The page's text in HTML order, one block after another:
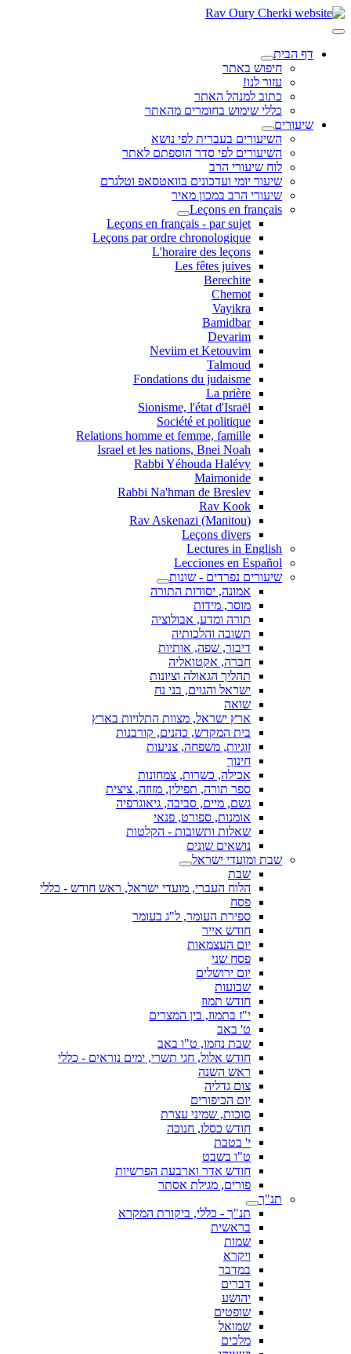
דף הבית
חיפוש באתר
עזור לנו!
כתוב למנהל האתר
כללי שימוש בחומרים מהאתר
שיעורים
השיעורים בעברית לפי נושא
השיעורים לפי סדר הוספתם לאתר
לוח שיעורי הרב
שיעור יומי ועדכונים בוואטסאפ וטלגרם
שיעורי הרב במכון מאיר
Leçons en français
Leçons en français - par sujet
Leçons par ordre chronologique
L'horaire des leçons
Les fêtes juives
Berechite
Chemot
Vayikra
Bamidbar
Devarim
Neviim et Ketouvim
Talmoud
Fondations du judaisme
La prière
Sionisme, l'état d'Israël
Société et politique
Relations homme et femme, famille
Israel et les nations, Bnei Noah
Rabbi Yéhouda Halévy
Maimonide
Rabbi Na'hman de Breslev
Rav Kook
(Rav Askenazi (Manitou
Leçons divers
Lectures in English
Lecciones en Español
שיעורים נפרדים - שונות
אמונה, יסודות התורה
מוסר, מידות
תורה ומדע, אבולוציה
תשובה והלכותיה
דיבור, שפה, אותיות
חברה, אקטואליה
תהליך הגאולה וציונות
ישראל והגוים, בני נח
שואה
ארץ ישראל, מצוות התלויות בארץ
בית המקדש, כהנים, קורבנות
זוגיות, משפחה, צניעות
חינוך
אכילה, כשרות, צמחונות
ספר תורה, תפילין, מזוזה, ציצית
גשם, מיים, סביבה, גיאוגרפיה
אומנות, ספורט, פנאי
שאלות ותשובות - הקלטות
נושאים שונים
שבת ומועדי ישראל
שבת
הלוח העברי, מועדי ישראל, ראש חודש - כללי
פסח
ספירת העומר, ל"ג בעומר
חודש אייר
יום העצמאות
פסח שני
יום ירושלים
שבועות
חודש תמוז
י"ז בתמוז, בין המצרים
ט' באב
שבת נחמו, ט"ו באב
חודש אלול, חגי תשרי, ימים נוראים - כללי
ראש השנה
צום גדליה
יום הכיפורים
סוכות, שמיני עצרת
חודש כסלו, חנוכה
י' בטבת
ט"ו בשבט
חודש אדר וארבעת הפרשיות
פורים, מגילת אסתר
תנ"ך
תנ"ך - כללי, ביקורת המקרא
בראשית
שמות
ויקרא
במדבר
דברים
יהושע
שופטים
שמואל
מלכים